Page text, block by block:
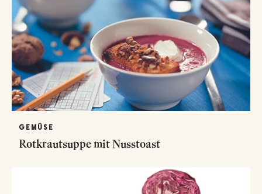
GEMÜSE
Rotkrautsuppe mit Nusstoast